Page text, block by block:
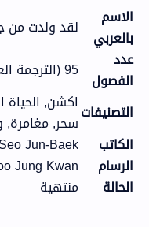
الاسم
بالعربي
لقد ولدت من
عدد
الفصول 95 (الترجمة العربية متوقفة في الفصل 59)
التصنيفاتاكشن, الحياة
سحر, مغامرة,
الكاتب
Seo Jun-Baek
الرسام
Jung Kwan
الحالة
منتهية